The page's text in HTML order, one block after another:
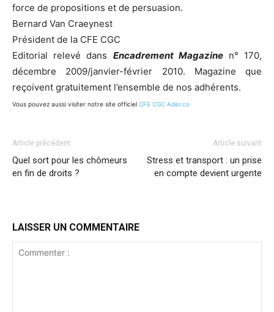
force de propositions et de persuasion.
Bernard Van Craeynest
Président de la CFE CGC
Editorial relevé dans Encadrement Magazinen° 170,
décembre 2009/janvier-février 2010. Magazine que
reçoivent gratuitement l’ensemble de nos adhérents.
Vous pouvez aussi visiter notre site officiel CFE CGC Adecco
Article précédent
Quel sort pour les chômeurs
en fin de droits ?
Article suivant
Stress et transport : un prise
en compte devient urgente
LAISSER UN COMMENTAIRE